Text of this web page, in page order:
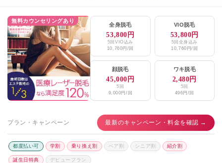
無料カウンセリングあり
全身脱毛
53,800円
5回VIO込み
10,760円/回
VIO脱毛
53,800円
5回全身込み
10,760円/回
顔脱毛
45,000円
5回
9,000円/回
ワキ脱毛
2,480円
5回
496円/回
プラン・キャンペーン 最新のキャンペーン・料金を確認 →
都度払い可 学割 乗り換え割 ペア割 シニア割 紹介割
誕生日特典 デビュープラン